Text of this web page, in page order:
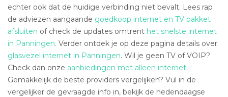
echter ook dat de huidige verbinding niet bevalt. Lees rap
de adviezen aangaande goedkoop internet en TV pakket
afsluiten of check de updates omtrent het snelste internet
in Panningen. Verder ontdek je op deze pagina details over
glasvezel internet in Panningen. Wil je geen TV of VOIP?
Check dan onze aanbiedingen met alleen internet.
Gemakkelijk de beste providers vergelijken? Vul in de
vergelijker de gevraagde info in, bekijk de hedendaagse